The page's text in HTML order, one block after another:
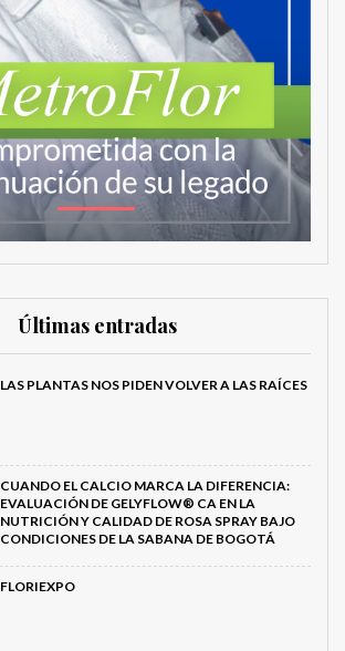
Últimas entradas
LAS PLANTAS NOS PIDEN VOLVER A LAS RAÍCES
CUANDO EL CALCIO MARCA LA DIFERENCIA:
EVALUACIÓN DE GELYFLOW® CA EN LA
NUTRICIÓN Y CALIDAD DE ROSA SPRAY BAJO
CONDICIONES DE LA SABANA DE BOGOTÁ
FLORIEXPO